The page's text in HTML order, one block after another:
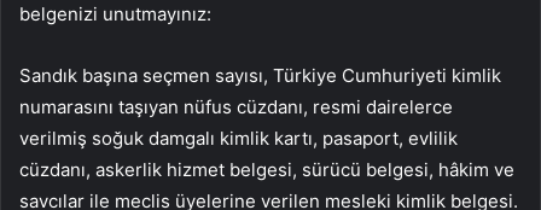
belgenizi unutmayınız:
Sandık başına seçmen sayısı, Türkiye Cumhuriyeti kimlik
numarasını taşıyan nüfus cüzdanı, resmi dairelerce
verilmiş soğuk damgalı kimlik kartı, pasaport, evlilik
cüzdanı, askerlik hizmet belgesi, sürücü belgesi, hâkim ve
savcılar ile meclis üyelerine verilen mesleki kimlik belgesi.